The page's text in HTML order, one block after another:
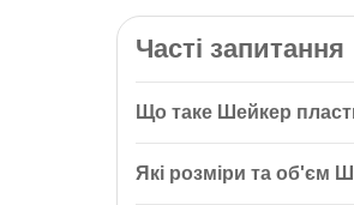
Часті запитання
Що таке Шейкер
харчуванням. Він
Які розміри та об'єм